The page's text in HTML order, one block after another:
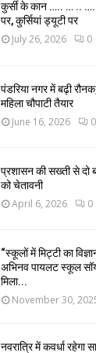
कुर्सी के कान ….. … ..
पर, कुर्सियां ड्यूटी पर
July 26, 2026 0
पंडरिया नगर में बढ़ी
महिला चौपाटी तैयार
June 16, 2026 0
प्रशासन की सख्ती से दो
को चेतावनी
April 6, 2026 0
“स्कूलों में मिट्टी का
अभिनव पायलट स्कूल
मिला...
November 30,
नवरात्रि में कवर्धा रहेगा